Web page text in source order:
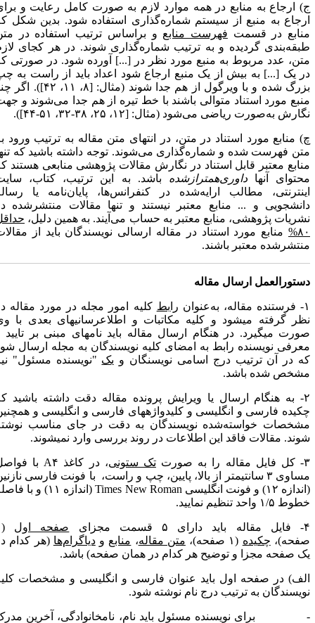
ارجاع به منابع در همه موارد لازم به­ صورت کامل رعایت و برای
به منبع از سیستم شماره­‌گذاری استفاده شود. بدین شکل که
در قسمتفهرست منابعو براساس ترتیب استفاده در متن
گردیده و به ترتیب شمار­ه‌­گذاری شوند. در هر کجای لازم
عدد مربوط به منبع مورد نظر در [...] آورده شود. در صورتی که
یک [...] به بیش از یک منبع ارجاع شود اعداد باید از راست به چپ
بزرگ شده و با ویرگول از هم جدا شوند (مثال: [۸، ۱۱، ۴۲]). اگر چند
مورد استناد متوالی باشند با خط تیره از هم جدا می‌شوند و جهت
به‌صورت ریاضی می‌شود (مثال: [۱۲، ۲۵، ۳۸-۳۲، ۵۱-۴۴]).
منابع مورد استناد در متن، در انتهای متن مقاله به ترتیب ورود به
فهرست شده و شماره‌گذاری می‌شوند. توجه داشته باشید که تنها
معتبر قابل استناد در نگارش مقالات پژوهشی منابعی هستند که
آنهاداوری‌همتراز‌شدهباشد. به این ترتیب، کتاب، سایت
مطالب ارایه‌شده در کنفرانس‌ها، پایان‌نامه یا رساله
و ... منابع معتبر نیستند و تنها مقالات منتشرشده در
پژوهشی، منابع معتبر به حساب می‌آیند. به همین دلیل، حداقل
منابع مورد استناد در مقاله ارسالی نویسندگان باید از مقالات
معتبر باشند.
ارسال مقاله
رابطکلیه امور مجله در مورد مقاله در
گرفته می­شود و کلیه مکاتبات و اطلاع­رسانی­های بعدی با وی
می­گیرد. در هنگام ارسال مقاله باید نامه­ای مبنی بر تایید و
نویسنده رابط به امضای کلیه نویسندگان به مجله ارسال شود
در آن ترتیب درج اسامی نویسنگان ویک"نویسنده مسئول" نیز
شده باشد.
۲- به هنگام ارسال یا ویرایش پرونده مقاله دقت داشته باشید که
فارسی و انگلیسی و کلیدواژه­های فارسی و انگلیسی و همچنین
خواسته‌شده نویسندگان به دقت در جای مناسب نوشته
مقالات فاقد این اطلاعات در روند بررسی وارد نمی­شوند.
تک­ ستونی، در کاغذA۴با فواصل
مساوی ۳ سانتیمتر از بالا، پایین، چپ و راست، با فونت فارسی نازنین
۱۲) و فونت انگلیسی
Times New Roman
(اندازه ۱۱) و با فاصله
۱/۵ واحد تنظیم نمایید.
صفحه اول
(۱
چکیده(۱ صفحه)، متن مقاله،منابعودیاگرام‌ها(هر کدام در
صفحه مجزا و توضیح هر کدام در همان صفحه) باشد.
در صفحه اول باید عنوان فارسی و انگلیسی و مشخصات کلیه
به ترتیب درج نام نوشته شود.
برای نویسنده مسئول باید نام، نام­خانوادگی، آخرین مدرک